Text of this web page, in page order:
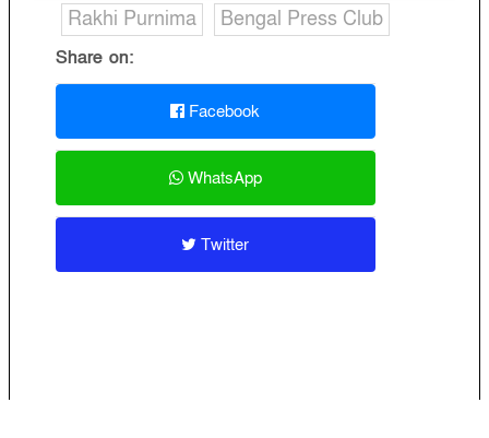
Rakhi Purnima
Bengal Press Club
Share on:
Facebook
WhatsApp
Twitter